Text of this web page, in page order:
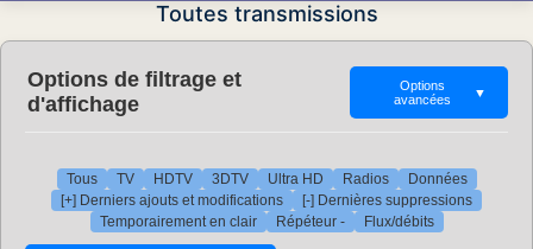
Toutes transmissions
Options de filtrage et
d'affichage
Options
avancées
▼
Tous TV HDTV 3DTV Ultra HD Radios
Données
[+] Derniers ajouts et modifications
[-] Dernières suppressions
Temporairement en clair
Répéteur - Flux/débits